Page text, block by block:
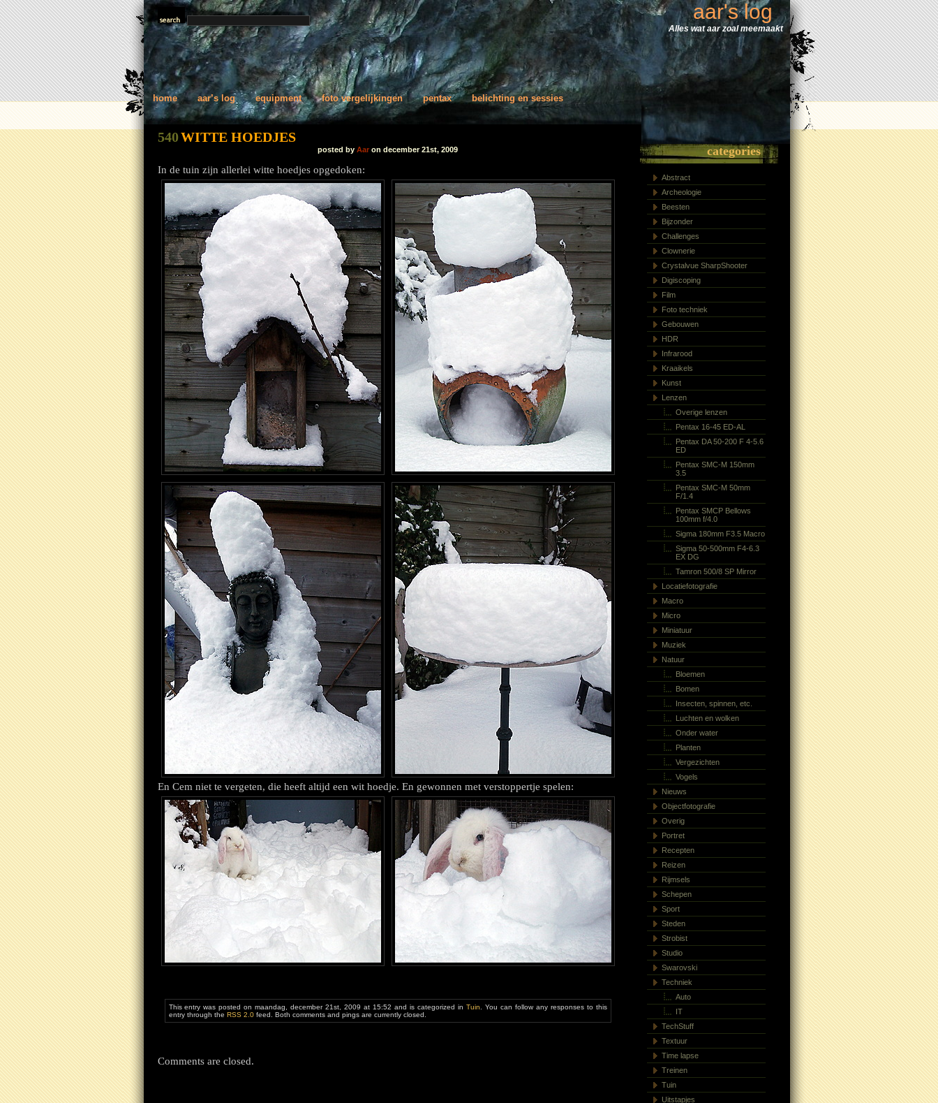
aar's log
Alles wat aar zoal meemaakt
home aar’s log equipment foto vergelijkingen pentax belichting en sessies
540WITTE HOEDJES
posted by Aar on december 21st, 2009
In de tuin zijn allerlei witte hoedjes opgedoken:
En Cem niet te vergeten, die heeft altijd een wit hoedje. En gewonnen met verstoppertje spelen:
This entry was posted on maandag, december 21st, 2009 at 15:52 and is categorized in Tuin . You can follow any responses to this
entry through the RSS 2.0feed. Both comments and pings are currently closed.
Comments are closed.
categories
Abstract
Archeologie
Beesten
Bijzonder
Challenges
Clownerie
Crystalvue SharpShooter
Digiscoping
Film
Foto techniek
Gebouwen
HDR
Infrarood
Kraaikels
Kunst
Lenzen
Overige lenzen
Pentax 16-45 ED-AL
Pentax DA 50-200 F 4-5.6
ED
Pentax SMC-M 150mm
3.5
Pentax SMC-M 50mm
F/1.4
Pentax SMCP Bellows
100mm f/4.0
Sigma 180mm F3.5 Macro
Sigma 50-500mm F4-6.3
EX DG
Tamron 500/8 SP Mirror
Locatiefotografie
Macro
Micro
Miniatuur
Muziek
Natuur
Bloemen
Bomen
Insecten, spinnen, etc.
Luchten en wolken
Onder water
Planten
Vergezichten
Vogels
Nieuws
Objectfotografie
Overig
Portret
Recepten
Reizen
Rijmsels
Schepen
Sport
Steden
Strobist
Studio
Swarovski
Techniek
Auto
IT
TechStuff
Textuur
Time lapse
Treinen
Tuin
Uitstapjes